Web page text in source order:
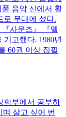
음악 신에서 활
로 무대에 섰다.
사운즈』 『멜
고했다. 1980년
60권 이상 집필
학부에서 공부하
살고 싶어 번